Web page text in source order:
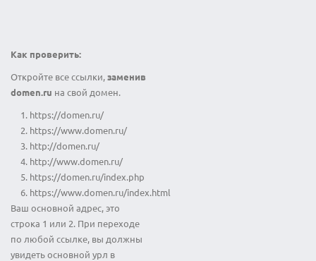
Как проверить:
Откройте все ссылки,заменив
domen.ru на свой домен.
https://domen.ru/
https://www.domen.ru/
http://domen.ru/
http://www.domen.ru/
https://domen.ru/index.php
https://www.domen.ru/index.html
Ваш основной адрес, это
строка 1 или 2. При переходе
по любой ссылке, вы должны
увидеть основной урл в